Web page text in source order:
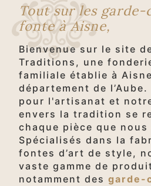
Tout sur les garde-
fonte à Aisne,
Bienvenue sur le site
Traditions, une
familiale établie à
département de
pour l'artisanat et
envers la tradition se
chaque pièce que nous
Spécialisés dans la
fontes d’art de style,
vaste gamme de
notamment des garde-